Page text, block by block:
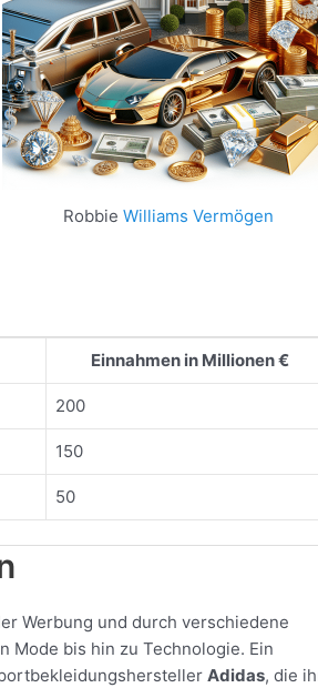
Robbie Williams Vermögen
Einnahmen in Millionen €
200
150
50
Werbung und durch verschiedene
Mode bis hin zu Technologie. Ein
Adidas, die